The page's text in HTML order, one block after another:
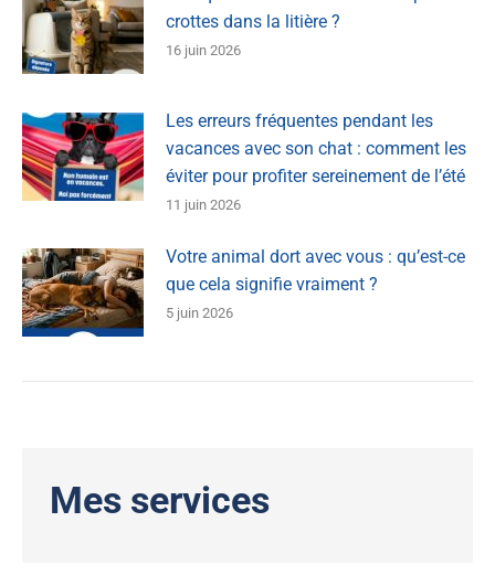
crottes dans la litière ?
16 juin 2026
Les erreurs fréquentes pendant les
vacances avec son chat : comment les
éviter pour profiter sereinement de l’été
11 juin 2026
Votre animal dort avec vous : qu’est-ce
que cela signifie vraiment ?
5 juin 2026
Mes services